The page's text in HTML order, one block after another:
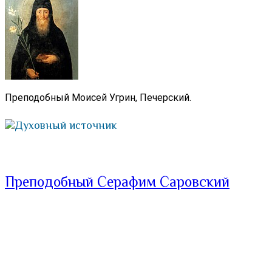
Преподобный Моисей Угрин, Печерский.
Духовный источник
Преподобный Серафим Саровский